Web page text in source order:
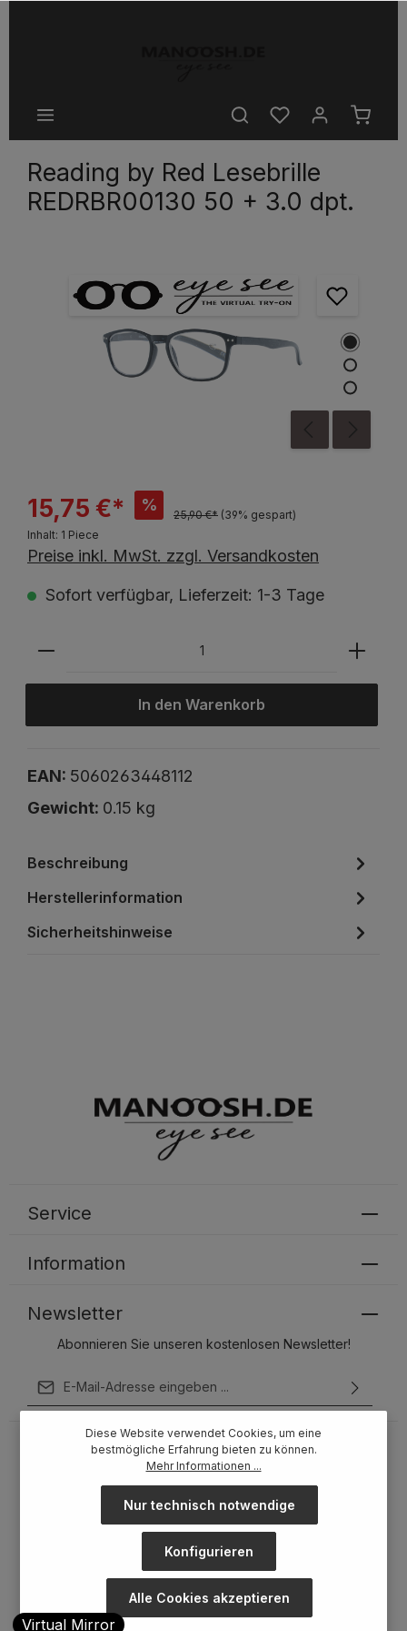
Reading by Red Lesebrille
REDRBR00130 50 + 3.0 dpt.
15,75 €* %
25,90 €* (39% gespart)
Inhalt: 1 Piece
Preise inkl. MwSt. zzgl. Versandkosten
Sofort verfügbar, Lieferzeit: 1-3 Tage
In den Warenkorb
EAN: 5060263448112
Gewicht: 0.15 kg
Beschreibung
Herstellerinformation
Sicherheitshinweise
Newsletter
Abonnieren Sie unseren kostenlosen Newsletter!
genommen und dieAGBgelesen und bin mit ihnen
einverstanden.
Um weiterzugehen, geben Sie die oben abgebildeten
Zeichen ein*
Service
Information
Diese Website verwendet Cookies, um eine
bestmögliche Erfahrung bieten zu können.
Mehr Informationen ...
Nur technisch notwendige
Konfigurieren
Alle Cookies akzeptieren
Virtual Mirror